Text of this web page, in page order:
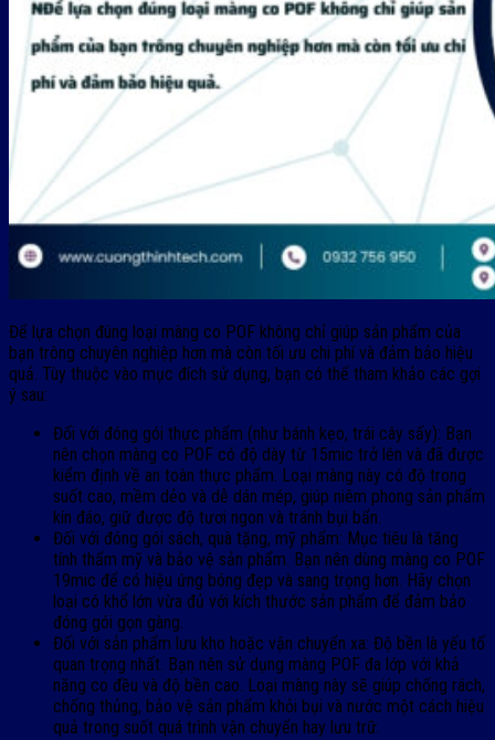
Để lựa chọn đúng loại màng co POF không chỉ giúp sản phẩm của
bạn trông chuyên nghiệp hơn mà còn tối ưu chi phí và đảm bảo hiệu
quả. Tùy thuộc vào mục đích sử dụng, bạn có thể tham khảo các gợi
ý sau:
Đối với đóng gói thực phẩm (như bánh kẹo, trái cây sấy): Bạn
nên chọn màng co POF có độ dày từ 15mic trở lên và đã được
kiểm định về an toàn thực phẩm. Loại màng này có độ trong
suốt cao, mềm dẻo và dễ dán mép, giúp niêm phong sản phẩm
kín đáo, giữ được độ tươi ngon và tránh bụi bẩn.
Đối với đóng gói sách, quà tặng, mỹ phẩm: Mục tiêu là tăng
tính thẩm mỹ và bảo vệ sản phẩm. Bạn nên dùng màng co POF
19mic để có hiệu ứng bóng đẹp và sang trọng hơn. Hãy chọn
loại có khổ lớn vừa đủ với kích thước sản phẩm để đảm bảo
đóng gói gọn gàng.
Đối với sản phẩm lưu kho hoặc vận chuyển xa: Độ bền là yếu tố
quan trọng nhất. Bạn nên sử dụng màng POF đa lớp với khả
năng co đều và độ bền cao. Loại màng này sẽ giúp chống rách,
chống thủng, bảo vệ sản phẩm khỏi bụi và nước một cách hiệu
quả trong suốt quá trình vận chuyển hay lưu trữ.